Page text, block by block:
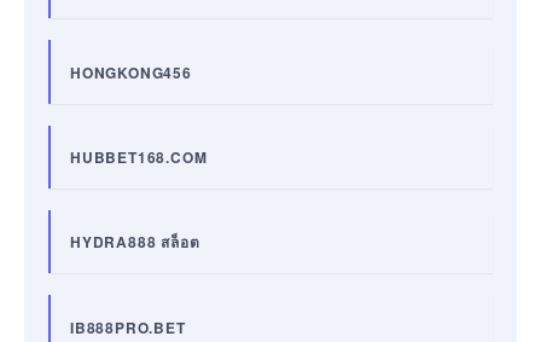
HONGKONG456
HUBBET168.COM
HYDRA888 สล็อต
IB888PRO.BET